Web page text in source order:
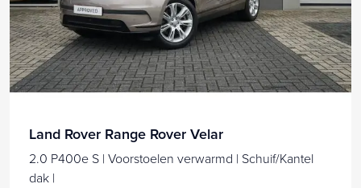
Land Rover Range Rover Velar
2.0 P400e S | Voorstoelen verwarmd | Schuif/Kantel
dak |